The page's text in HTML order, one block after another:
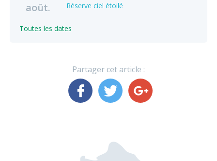
août. Réserve ciel étoilé
Toutes les dates
Partager cet article :